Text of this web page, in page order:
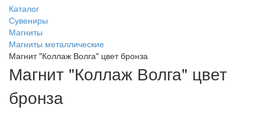
Каталог
Сувениры
Магниты
Магниты металлические
Магнит "Коллаж Волга" цвет бронза
Магнит "Коллаж Волга" цвет
бронза